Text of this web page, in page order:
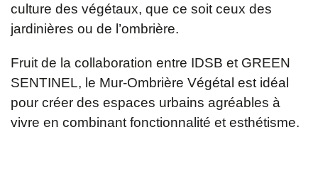
culture des végétaux, que ce soit ceux des
jardinières ou de l’ombrière.
Fruit de la collaboration entre IDSB et GREEN
SENTINEL, le Mur-Ombrière Végétal est idéal
pour créer des espaces urbains agréables à
vivre en combinant fonctionnalité et esthétisme.